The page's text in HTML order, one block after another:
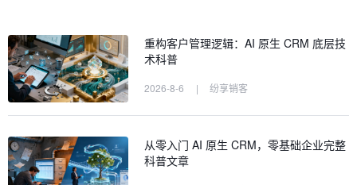
重构客户管理逻辑：AI 原生 CRM 底层技
术科普
2026-8-6 | 纷享销客
从零入门 AI 原生 CRM，零基础企业完整
科普文章